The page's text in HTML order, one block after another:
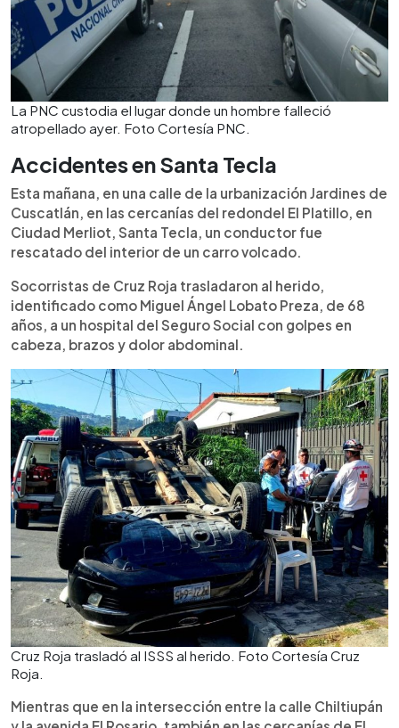
La PNC custodia el lugar donde un hombre falleció
atropellado ayer. Foto Cortesía PNC.
Accidentes en Santa Tecla
Esta mañana, en una calle de la urbanización Jardines de
Cuscatlán, en las cercanías del redondel El Platillo, en
Ciudad Merliot, Santa Tecla, un conductor fue
rescatado del interior de un carro volcado.
Socorristas de Cruz Roja trasladaron al herido,
identificado como Miguel Ángel Lobato Preza, de 68
años, a un hospital del Seguro Social con golpes en
cabeza, brazos y dolor abdominal.
Cruz Roja trasladó al ISSS al herido. Foto Cortesía Cruz
Roja.
Mientras que en la intersección entre la calle Chiltiupán